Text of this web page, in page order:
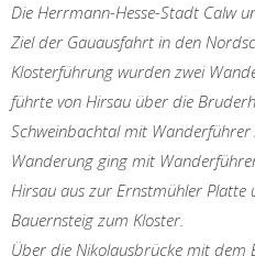
Die Herrmann-Hesse-Stadt Calw
Ziel der Gauausfahrt in den
Klosterführung wurden zwei
führte von Hirsau über die
Schweinbachtal mit
Wanderung ging mit
Hirsau aus zur Ernstmühler
Bauernsteig zum Kloster.
Über die Nikolausbrücke mit